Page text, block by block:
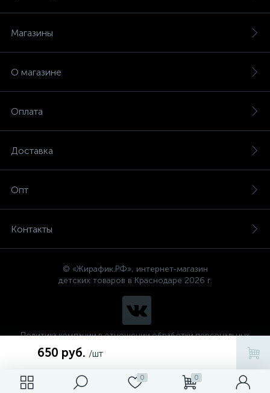
0 0
650 руб. /шт
Магазины
О магазине
Оплата
Доставка
Опт
Контакты
© «Жирафик.РФ», интернет-магазин
детских товаров в Краснодаре 2026 г.
Политика компании в отношении обработки персональных